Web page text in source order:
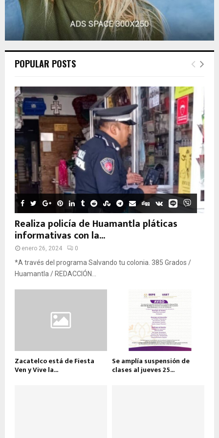
POPULAR POSTS
Realiza policía de Huamantla pláticas
informativas con la...
enero 26, 2024 0
*A través del programa Salvando tu colonia. 385 Grados /
Huamantla / REDACCIÓN...
Zacatelco está de Fiesta
Ven y Vive la...
Se amplía suspensión de
clases al jueves 25...